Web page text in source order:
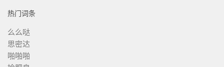
热门词条
么么哒
思密达
啪啪啪